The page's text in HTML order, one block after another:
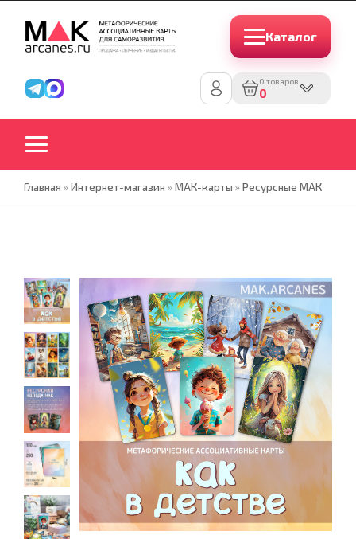
Каталог
0 товаров
0
Главная »Интернет-магазин »МАК-карты »Ресурсные МАК